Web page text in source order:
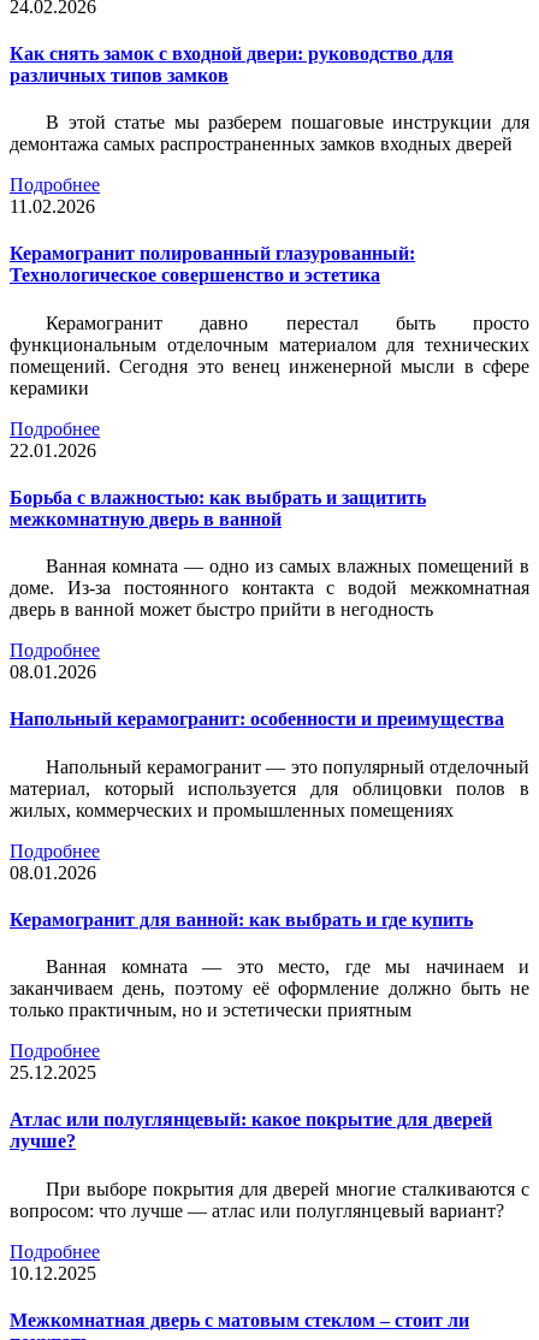
24.02.2026
Как снять замок с входной двери: руководство для
различных типов замков
В этой статье мы разберем пошаговые инструкции для
демонтажа самых распространенных замков входных дверей
Подробнее
11.02.2026
Керамогранит полированный глазурованный:
Технологическое совершенство и эстетика
Керамогранит давно перестал быть просто
функциональным отделочным материалом для технических
помещений. Сегодня это венец инженерной мысли в сфере
керамики
Подробнее
22.01.2026
Борьба с влажностью: как выбрать и защитить
межкомнатную дверь в ванной
Ванная комната — одно из самых влажных помещений в
доме. Из-за постоянного контакта с водой межкомнатная
дверь в ванной может быстро прийти в негодность
Подробнее
08.01.2026
Напольный керамогранит: особенности и преимущества
Напольный керамогранит — это популярный отделочный
материал, который используется для облицовки полов в
жилых, коммерческих и промышленных помещениях
Подробнее
08.01.2026
Керамогранит для ванной: как выбрать и где купить
Ванная комната — это место, где мы начинаем и
заканчиваем день, поэтому её оформление должно быть не
только практичным, но и эстетически приятным
Подробнее
25.12.2025
Атлас или полуглянцевый: какое покрытие для дверей
лучше?
При выборе покрытия для дверей многие сталкиваются с
вопросом: что лучше — атлас или полуглянцевый вариант?
Подробнее
10.12.2025
Межкомнатная дверь с матовым стеклом – стоит ли